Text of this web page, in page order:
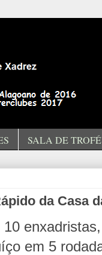
SALA DE
da Casa
em 5